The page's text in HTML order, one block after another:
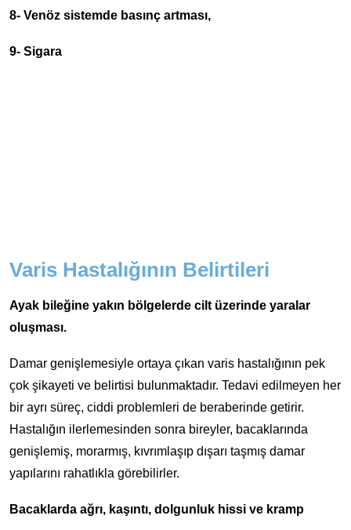
8- Venöz sistemde basınç artması,
9- Sigara
Varis Hastalığının Belirtileri
Ayak bileğine yakın bölgelerde cilt üzerinde yaralar
oluşması.
Damar genişlemesiyle ortaya çıkan varis hastalığının pek
çok şikayeti ve belirtisi bulunmaktadır. Tedavi edilmeyen her
bir ayrı süreç, ciddi problemleri de beraberinde getirir.
Hastalığın ilerlemesinden sonra bireyler, bacaklarında
genişlemiş, morarmış, kıvrımlaşıp dışarı taşmış damar
yapılarını rahatlıkla görebilirler.
Bacaklarda ağrı, kaşıntı, dolgunluk hissi ve kramp